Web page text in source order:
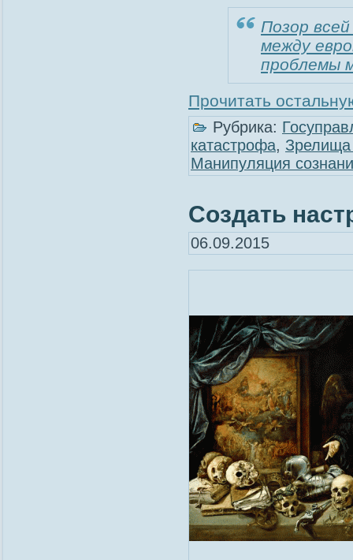
Позор
между
проблемы
Прочитать
Рубрика:
катастрофа, Зрелища
Манипуляция
Создать
06.09.2015